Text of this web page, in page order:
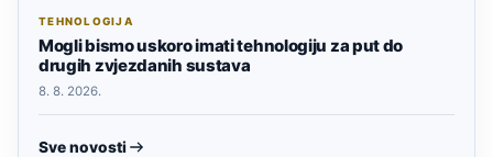
TEHNOLOGIJA
Mogli bismo uskoro imati tehnologiju za put do
drugih zvjezdanih sustava
8. 8. 2026.
Sve novosti